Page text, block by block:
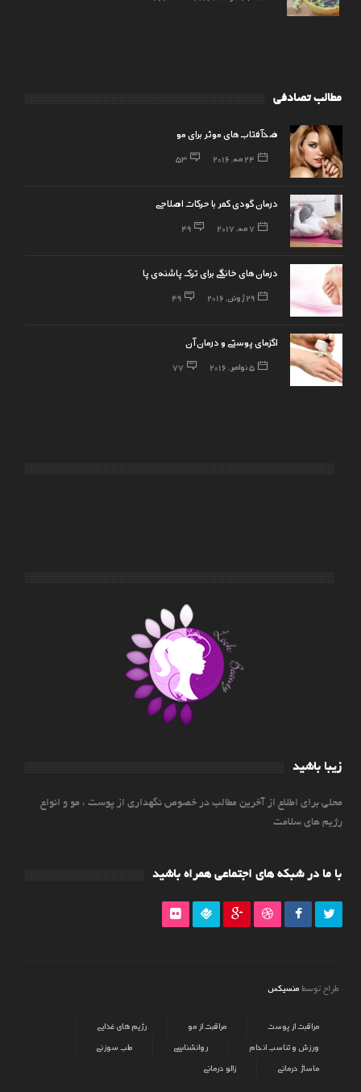
مطالب تصادفی
ضدآفتاب های موثر برای مو
24 مه, 2016 53
درمان گودی کمر با حرکات اصلاحی
7 مه, 2017 49
درمان‌های خانگی برای ترک پاشنه‌ی پا
29 ژوئن, 2016 49
اگزمای پوستی و درمان آن
5 نوامبر, 2016 77
زیبا باشید
محلی برای اطلاع از آخرین مطالب در خصوص نگهداری از پوست ، مو و انواع
رژیم های سلامت
با ما در شبکه های اجتماعی همراه باشید
طراح توسط منسیکس
مراقبت از پوست مراقبت از مو
رژیم های غذایی
ورزش و تناسب اندام
روانشناسی
طب سوزنی
ماساژ درمانی
زالو درمانی